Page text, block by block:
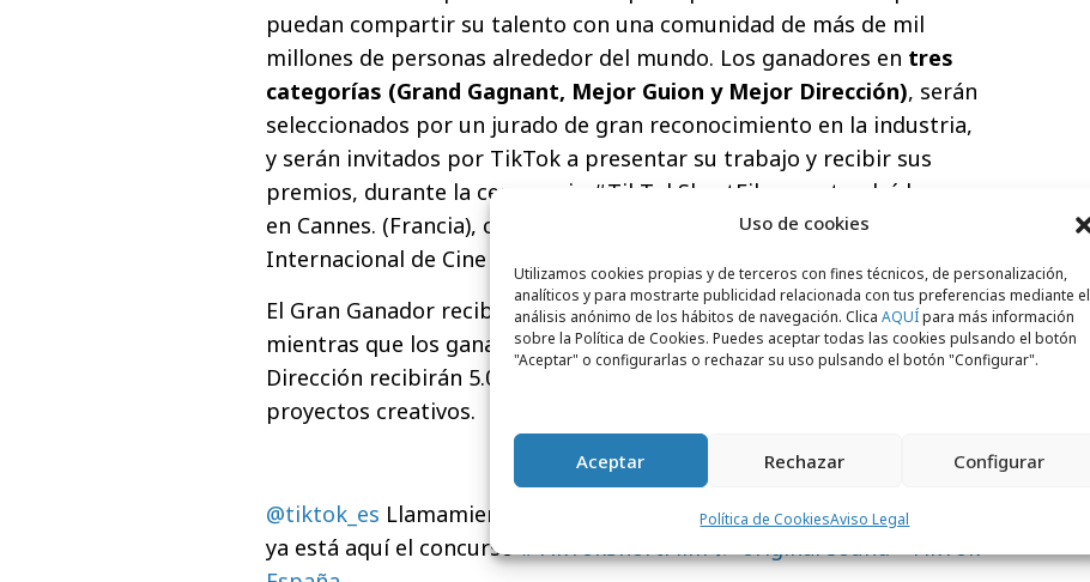
Uso de cookies
Utilizamos cookies propias y de terceros con fines técnicos, de personalización,
analíticos y para mostrarte publicidad relacionada con tus preferencias mediante el
análisis anónimo de los hábitos de navegación. Clica AQUÍpara más información
sobre la Política de Cookies. Puedes aceptar todas las cookies pulsando el botón
"Aceptar" o configurarlas o rechazar su uso pulsando el botón "Configurar".
Aceptar Rechazar Configurar
Política de CookiesAviso Legal
puedan compartir su talento con una comunidad de más de mil
millones de personas alrededor del mundo. Los ganadores en tres
categorías (Grand Gagnant, Mejor Guion y Mejor Dirección), serán
seleccionados por un jurado de gran reconocimiento en la industria,
y serán invitados por TikTok a presentar su trabajo y recibir sus
premios, durante la ceremonia #TikTokShortFilm que tendrá lugar
en Cannes. (Francia), con motivo de la 77ª edición del Festival
Internacional de Cine de Cannes.
El Gran Ganador recibirá unpremio en efectivo de 10.000 euros,
mientras que los ganadores de las categorías de Mejor Guion y Mejor
Dirección recibirán 5.000 euros cada uno para apoyar sus próximos
proyectos creativos.
@tiktok_es Llamamiento a todos los creadores y futuros cineastas:
ya está aquí el concurso#TikTokShortFilm ♬ original sound - TikTok